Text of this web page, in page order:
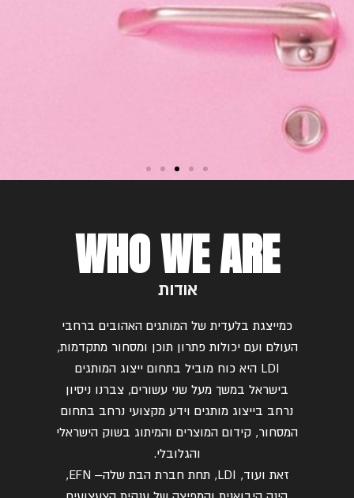
WHO WE ARE
אודות
כמייצגת בלעדית של המותגים האהובים ברחבי
העולם ועם יכולות פתרון תוכן ומסחור מתקדמות,
LDI היא כוח מוביל בתחום ייצוג המותגים
בישראל במשך מעל שני עשורים, צברנו ניסיון
נרחב בייצוג מותגים וידע מקצועי נרחב בתחום
המסחור, קידום המוצרים והמיתוג בשוק הישראלי
והגלובלי.
זאת ועוד, LDI, תחת חברת הבת שלה– EFN,